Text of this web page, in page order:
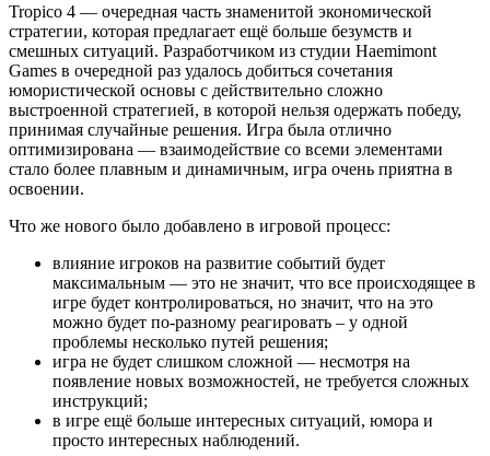
Tropico 4 — очередная часть знаменитой экономической
стратегии, которая предлагает ещё больше безумств и
смешных ситуаций. Разработчиком из студии Haemimont
Games в очередной раз удалось добиться сочетания
юмористической основы с действительно сложно
выстроенной стратегией, в которой нельзя одержать победу,
принимая случайные решения. Игра была отлично
оптимизирована — взаимодействие со всеми элементами
стало более плавным и динамичным, игра очень приятна в
освоении.
Что же нового было добавлено в игровой процесс:
влияние игроков на развитие событий будет
максимальным — это не значит, что все происходящее в
игре будет контролироваться, но значит, что на это
можно будет по-разному реагировать – у одной
проблемы несколько путей решения;
игра не будет слишком сложной — несмотря на
появление новых возможностей, не требуется сложных
инструкций;
в игре ещё больше интересных ситуаций, юмора и
просто интересных наблюдений.